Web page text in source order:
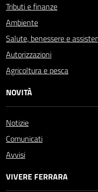
Tributi e finanze
Ambiente
Salute, benessere e
Autorizzazioni
Agricoltura e pesca
NOVITÀ
Notizie
Comunicati
Avvisi
VIVERE FERRARA